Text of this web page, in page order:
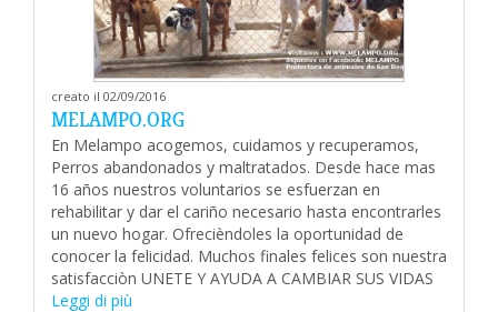
creato il 02/09/2016
MELAMPO.ORG
En Melampo acogemos, cuidamos y recuperamos,
Perros abandonados y maltratados. Desde hace mas
16 años nuestros voluntarios se esfuerzan en
rehabilitar y dar el cariño necesario hasta encontrarles
un nuevo hogar. Ofrecièndoles la oportunidad de
conocer la felicidad. Muchos finales felices son nuestra
satisfacciòn UNETE Y AYUDA A CAMBIAR SUS VIDAS
Leggi di più